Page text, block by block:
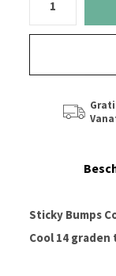
Sticky Bumps
Cool 14